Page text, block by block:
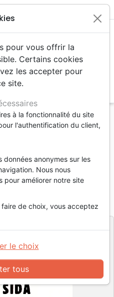
Médecines parallèles, Sida
William Edgar-
pour vous offrir la
Certains cookies
les accepter pour
site.
à la fonctionnalité du site
l'authentification du client,
anonymes sur les
Nous nous
pour améliorer notre site
de choix, vous acceptez
tous
le choix